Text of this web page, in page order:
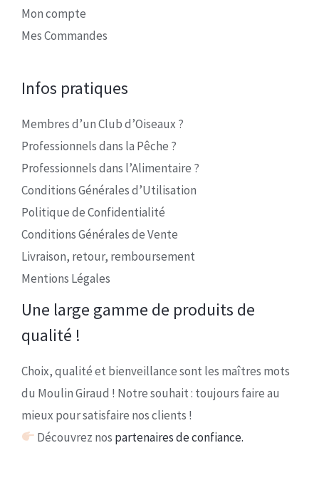
Mon compte
Mes Commandes
Infos pratiques
Membres d’un Club d’Oiseaux ?
Professionnels dans la Pêche ?
Professionnels dans l’Alimentaire ?
Conditions Générales d’Utilisation
Politique de Confidentialité
Conditions Générales de Vente
Livraison, retour, remboursement
Mentions Légales
Une large gamme de produits de
qualité !
Choix, qualité et bienveillance sont les maîtres mots
du Moulin Giraud ! Notre souhait : toujours faire au
mieux pour satisfaire nos clients !
Découvrez nos partenaires de confiance.